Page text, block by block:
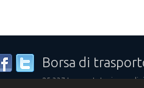
Borsa di
25.337 trasportatori e